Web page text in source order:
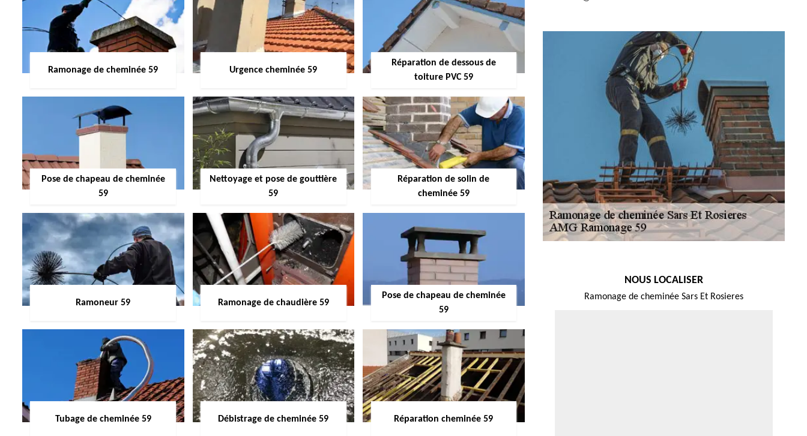
Ramonage de cheminée 59 Urgence cheminée 59
Réparation de dessous de
toiture PVC 59
Pose de chapeau de cheminée
59
Nettoyage et pose de gouttière
59
Réparation de solin de
cheminée 59
Ramoneur 59 Ramonage de chaudière 59
Pose de chapeau de cheminée
59
Tubage de cheminée 59 Débistrage de cheminée 59 Réparation cheminée 59
NOUS LOCALISER
Ramonage de cheminée Sars Et Rosieres